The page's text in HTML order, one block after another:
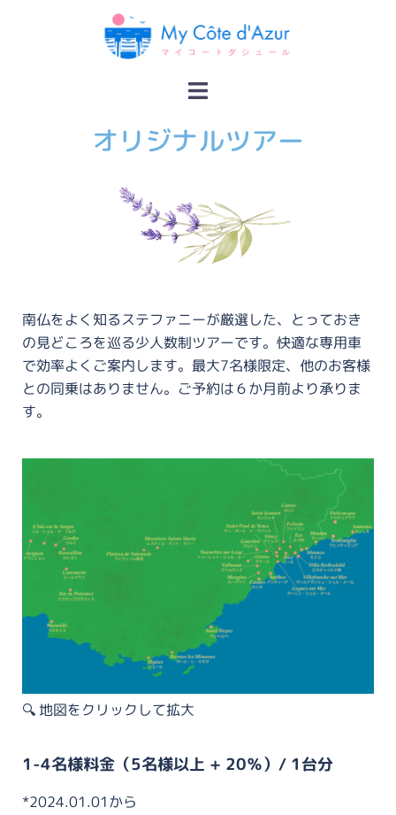
オリジナルツアー
南仏をよく知るステファニーが厳選した、とっておき
の見どころを巡る少人数制ツアーです。快適な専用車
で効率よくご案内します。最大7名様限定、他のお客様
との同乗はありません。ご予約は６か月前より承りま
す。
🔍️ 地図をクリックして拡大
1-4名様料金（5名様以上 + 20％）/ 1台分
*2024.01.01から